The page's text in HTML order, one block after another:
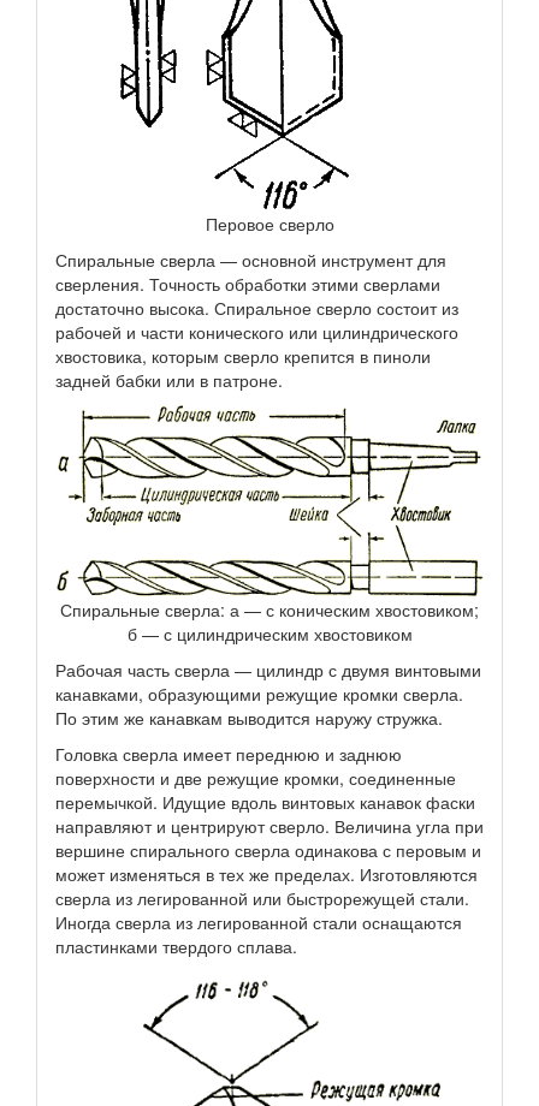
Перовое сверло
Спиральные сверла — основной инструмент для
сверления. Точность обработки этими сверлами
достаточно высока. Спиральное сверло состоит из
рабочей и части конического или цилиндрического
хвостовика, которым сверло крепится в пиноли
задней бабки или в патроне.
Спиральные сверла: а — с коническим хвостовиком;
б — с цилиндрическим хвостовиком
Рабочая часть сверла — цилиндр с двумя винтовыми
канавками, образующими режущие кромки сверла.
По этим же канавкам выводится наружу стружка.
Головка сверла имеет переднюю и заднюю
поверхности и две режущие кромки, соединенные
перемычкой. Идущие вдоль винтовых канавок фаски
направляют и центрируют сверло. Величина угла при
вершине спирального сверла одинакова с перовым и
может изменяться в тех же пределах. Изготовляются
сверла из легированной или быстрорежущей стали.
Иногда сверла из легированной стали оснащаются
пластинками твердого сплава.